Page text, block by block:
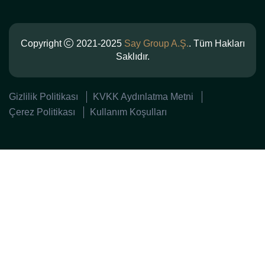
Copyright 2021-2025 Say Group A.Ş.. Tüm Hakları
Saklıdır.
Gizlilik Politikası
KVKK Aydınlatma Metni
Çerez Politikası
Kullanım Koşulları